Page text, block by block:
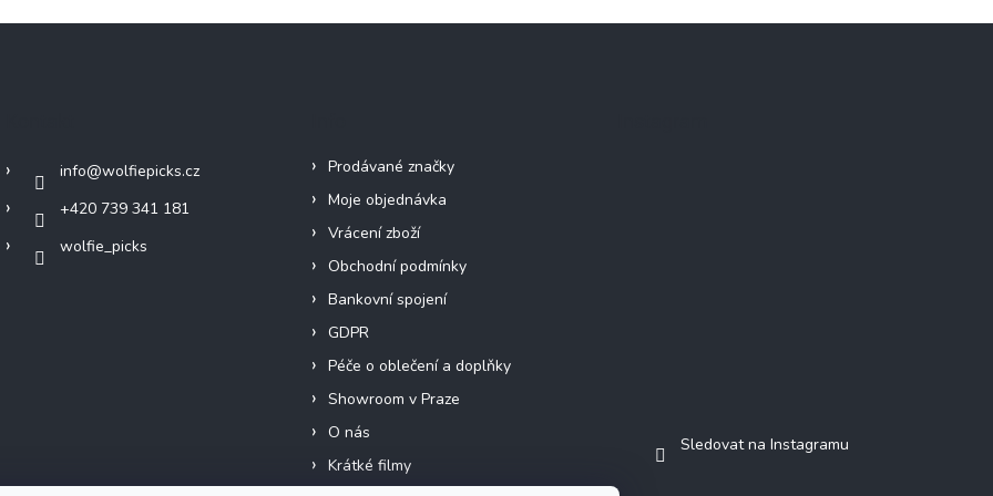
info@wolfiepicks.cz
+420 739 341 181
wolfie_picks
Prodávané značky
Moje objednávka
Vrácení zboží
Obchodní podmínky
Bankovní spojení
GDPR
Péče o oblečení a doplňky
Showroom v Praze
O nás
Krátké filmy
Sledovat na Instagramu